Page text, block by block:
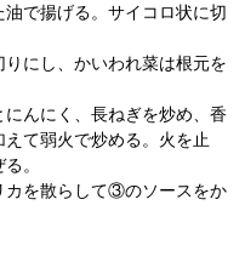
で揚げる。サイコロ状に切
にし、かいわれ菜は根元を
んにく、長ねぎを炒め、香
えて弱火で炒める。火を止
。
を散らして③のソースをか